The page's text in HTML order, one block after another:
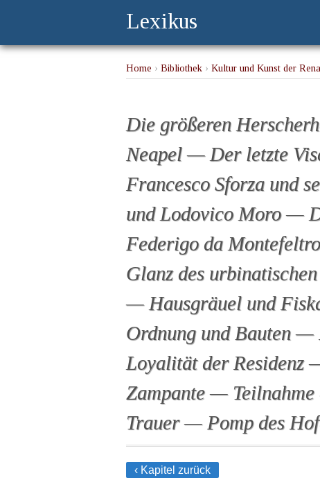
Lexikus
Home › Bibliothek › Kultur und Kunst der
Virtuosität — Loyalität der Residenz — Der
Mäzenat
Die größeren
Neapel — Der letzte
Francesco Sforza und
und Lodovico Moro —
Federigo da
Glanz des
— Hausgräuel und
Ordnung und Bauten
Loyalität der
Zampante —
Trauer — Pomp des
‹ Kapitel zurück